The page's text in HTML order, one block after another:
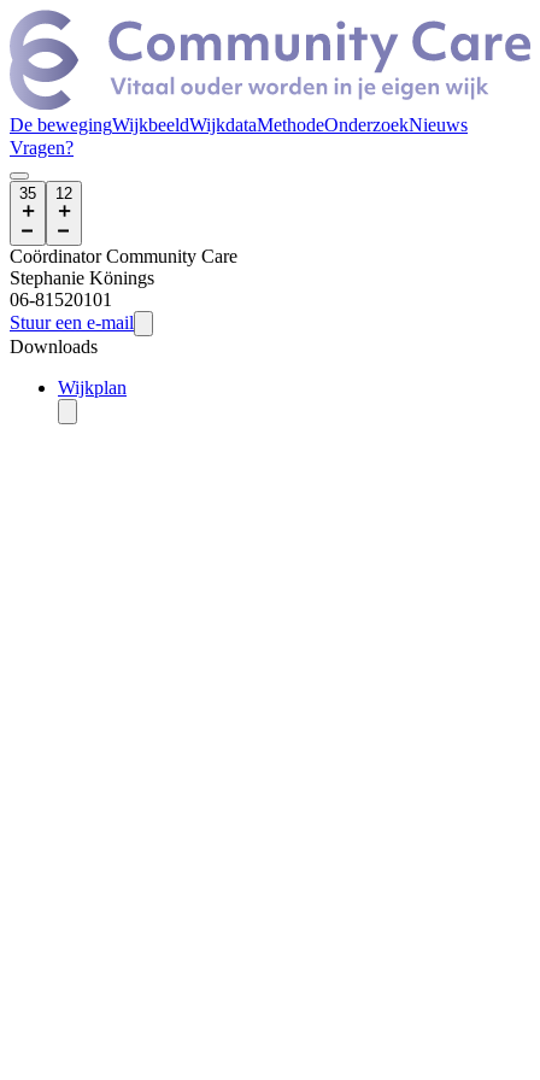
De bewegingWijkbeeldWijkdataMethodeOnderzoekNieuws
Vragen?
35 12
Coördinator Community Care
Stephanie Könings
06-81520101
Stuur een e-mail
Downloads
Wijkplan